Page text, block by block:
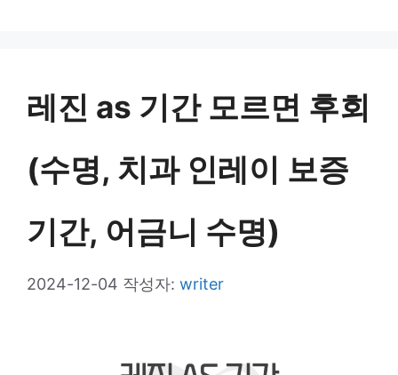
레진 as 기간 모르면 후회
(수명, 치과 인레이 보증
기간, 어금니 수명)
2024-12-04 작성자: writer